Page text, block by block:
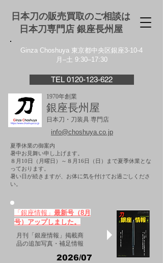
日本刀の販売買取のご相談は
日本刀専門店 銀座⻑州屋
Ginza Choshuya 東京都中央区銀座3-10-4
月–土 9:30–17:30
TEL 0120-123-622
1970年創業
銀座長州屋
日本刀・刀装具 専門店
info@choshuya.co.jp
夏季休業の御案内
暑中お見舞い申し上げます。
８月10日（月曜日）～８月16日（日）まで夏季休業とな
っております。
​暑い日が続きますが、お体に気を付けてお過ごしくださ
い。
「銀座情報」 最新号（8月
号）アップしました。
月刊「銀座情報」掲載商
品の追加写真・補足情報
2026/07